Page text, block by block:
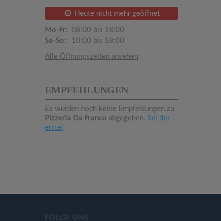
Heute nicht mehr geöffnet
Mo-Fr: 08:00 bis 18:00
Sa-So:
10:00 bis 18:00
Alle Öffnungszeiten ansehen
EMPFEHLUNGEN
Es wurden noch keine Empfehlungen zu
Pizzeria Da Franco abgegeben. Sei der
erste!
FOLGE UNS